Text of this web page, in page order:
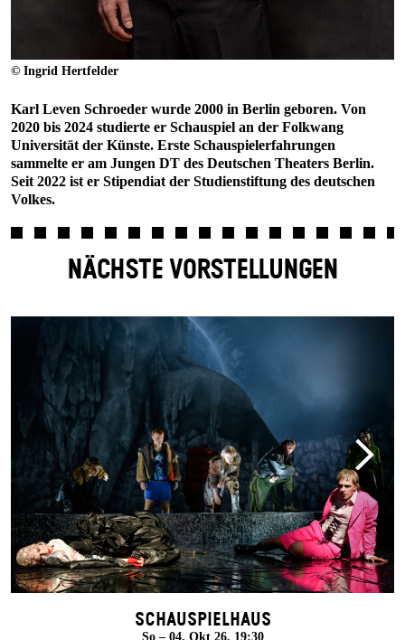
© Ingrid Hertfelder
Karl Leven Schroeder wurde 2000 in Berlin geboren. Von
2020 bis 2024 studierte er Schauspiel an der Folkwang
Universität der Künste. Erste Schauspielerfahrungen
sammelte er am Jungen DT des Deutschen Theaters Berlin.
Seit 2022 ist er Stipendiat der Studienstiftung des deutschen
Volkes.
NÄCHSTE VORSTELLUNGEN
Schauspielhaus
So – 04. Okt 26, 19:30